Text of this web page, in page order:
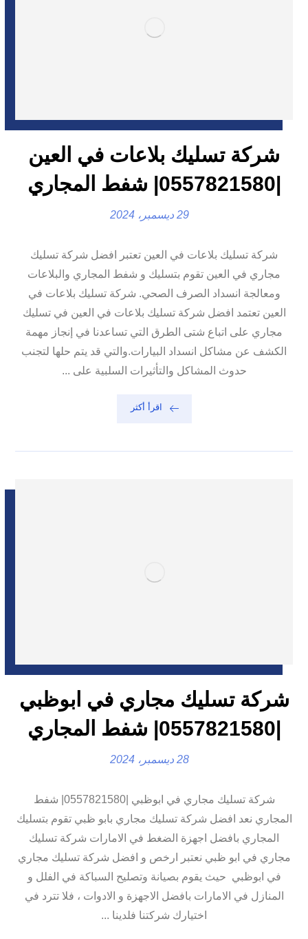
شركة تسليك بلاعات في العين
|0557821580| شفط المجاري
29 ديسمبر، 2024
شركة تسليك بلاعات في العين تعتبر افضل شركة تسليك
مجاري في العين تقوم بتسليك و شفط المجاري والبلاعات
ومعالجة انسداد الصرف الصحي. شركة تسليك بلاعات في
العين تعتمد افضل شركة تسليك بلاعات في العين في تسليك
مجاري على اتباع شتى الطرق التي تساعدنا في إنجاز مهمة
الكشف عن مشاكل انسداد البيارات.والتي قد يتم حلها لتجنب
حدوث المشاكل والتأثيرات السلبية على ...
اقرأ أكثر
شركة تسليك مجاري في ابوظبي
|0557821580| شفط المجاري
28 ديسمبر، 2024
شركة تسليك مجاري في ابوظبي |0557821580| شفط
المجاري نعد افضل شركة تسليك مجاري بابو ظبي تقوم بتسليك
المجاري بافضل اجهزة الضغط في الامارات شركة تسليك
مجاري في ابو ظبي نعتبر ارخص و افضل شركة تسليك مجاري
في ابوظبي حيث يقوم بصيانة وتصليح السباكة في الفلل و
المنازل في الامارات بافضل الاجهزة و الادوات ، فلا تترد في
اختيارك شركتنا فلدينا ...